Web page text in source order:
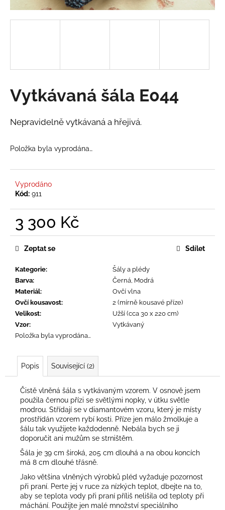
Vytkávaná šála E044
Nepravidelně vytkávaná a hřejivá.
Položka byla vyprodána…
Vyprodáno
Kód: 911
3 300 Kč
Měrná
cena:
Kategorie:
Šály a plédy
Barva:
Černá, Modrá
Materiál:
Ovčí vlna
Ovčí kousavost:
2 (mírně kousavé příze)
Velikost:
Užší (cca 30 x 220 cm)
Vzor:
Vytkávaný
Položka byla vyprodána…
Zeptat se Sdílet
Popis Související (2)
Čistě vlněná šála s vytkávaným vzorem. V osnově jsem
použila černou přízi se světlými nopky, v útku světle
modrou. Střídají se v diamantovém vzoru, který je místy
prostřídán vzorem rybí kosti. Příze jen málo žmolkuje a
šálu tak využijete každodenně. Nebála bych se ji
doporučit ani mužům se strništěm.
Šála je 39 cm široká, 205 cm dlouhá a na obou koncích
má 8 cm dlouhé třásně.
Jako většina vlněných výrobků pléd vyžaduje pozornost
při praní. Perte jej v ruce za nízkých teplot, dbejte na to,
aby se teplota vody při praní příliš nelišila od teploty při
máchání. Použijte jen malé množství speciálního
a
o
p
o
u
m
e